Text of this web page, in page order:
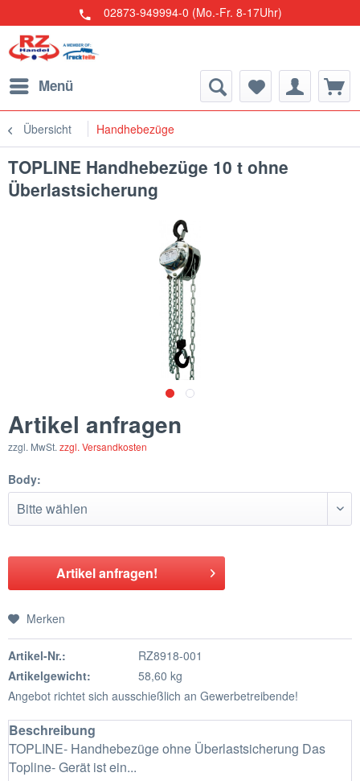
02873-949994-0 (Mo.-Fr. 8-17Uhr)
Menü
Übersicht Handhebezüge
TOPLINE Handhebezüge 10 t ohne
Überlastsicherung
Artikel anfragen
zzgl. MwSt. zzgl. Versandkosten
Body:
Artikel anfragen!
Merken
Artikel-Nr.:
RZ8918-001
Artikelgewicht:
58,60 kg
Angebot richtet sich ausschießlich an Gewerbetreibende!
Beschreibung
TOPLINE- Handhebezüge ohne Überlastsicherung Das
Topline- Gerät ist ein...